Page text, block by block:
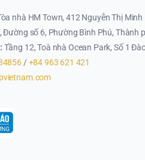
nhà HM Town, 412 Nguyễn Thị
Đường số 6, Phường Bình Phú, Thành
Tầng 12, Toà nhà Ocean Park, Số 1
/+84 963 621 421